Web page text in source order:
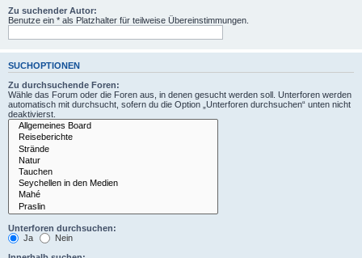
Zu suchender Autor:
Benutze ein * als Platzhalter für teilweise Übereinstimmungen.
SUCHOPTIONEN
Zu durchsuchende Foren:
Wähle das Forum oder die Foren aus, in denen gesucht werden soll. Unterforen werden
automatisch mit durchsucht, sofern du die Option „Unterforen durchsuchen“ unten nicht
deaktivierst.
Unterforen durchsuchen:
Ja
Nein